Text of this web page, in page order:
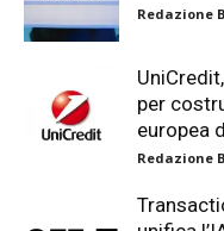
Redazione
per
europea
Redazione